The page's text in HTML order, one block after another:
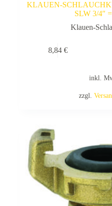
KLAUEN-
SLW 3/4″
Klauen-
8,84 €
inkl.
zzgl.